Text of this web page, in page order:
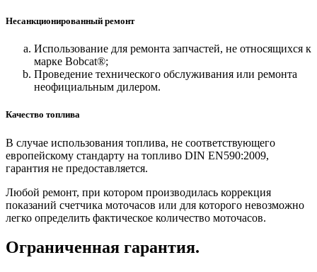
Несанкционированный ремонт
Использование для ремонта запчастей, не относящихся к
марке Bobcat®;
Проведение технического обслуживания или ремонта
неофициальным дилером.
Качество топлива
В случае использования топлива, не соответствующего
европейскому стандарту на топливо DIN EN590:2009,
гарантия не предоставляется.
Любой ремонт, при котором производилась коррекция
показаний счетчика моточасов или для которого невозможно
легко определить фактическое количество моточасов.
Ограниченная гарантия.